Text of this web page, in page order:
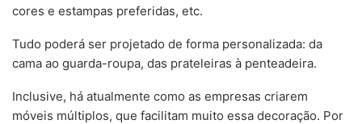
cores e estampas preferidas, etc.
Tudo poderá ser projetado de forma personalizada: da
cama ao guarda-roupa, das prateleiras à penteadeira.
Inclusive, há atualmente como as empresas criarem
móveis múltiplos, que facilitam muito essa decoração. Por